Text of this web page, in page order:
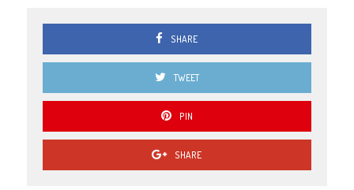
SHARE
TWEET
PIN
SHARE